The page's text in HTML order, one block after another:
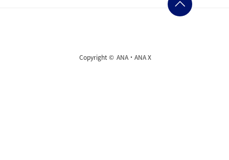
Copyright © ANA・ANA X